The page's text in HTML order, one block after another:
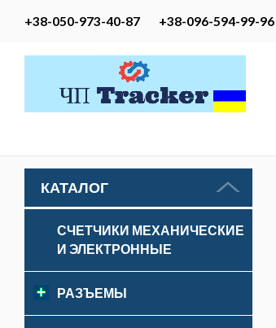
+38-050-973-40-87 +38-096-594-99-96
КАТАЛОГ
СЧЕТЧИКИ МЕХАНИЧЕСКИЕ
И ЭЛЕКТРОННЫЕ
РАЗЪЕМЫ